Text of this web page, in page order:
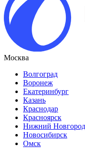
Москва
Волгоград
Воронеж
Екатеринбург
Казань
Краснодар
Красноярск
Нижний Новгород
Новосибирск
Омск